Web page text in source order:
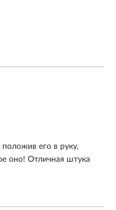
его в руку,
оно! Отличная штука